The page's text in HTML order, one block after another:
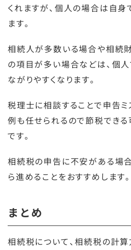
くれますが、個人の場合は自
ます。
相続人が多数いる場合や相続
の項目が多い場合などは、個
ながりやすくなります。
税理士に相談することで申告ミ
例も任せられるので節税でき
です。
相続税の申告に不安がある場
ら進めることをおすすめします。
まとめ
相続税について、相続税の計